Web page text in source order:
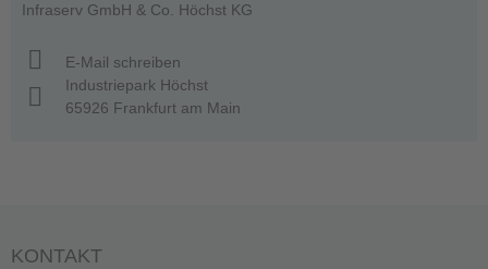
Infraserv GmbH & Co. Höchst KG
E-Mail schreiben
Industriepark Höchst
65926 Frankfurt am Main
KONTAKT